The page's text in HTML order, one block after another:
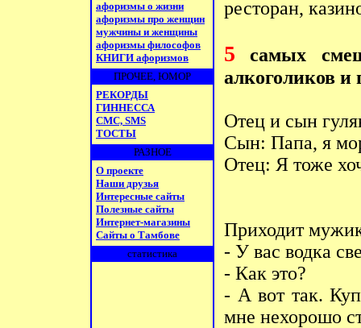
афоризмы о жизни
афоризмы про женщин
мужчины и женщины
афоризмы философов
КНИГИ афоризмов
ПРОЧЕЕ, ЮМОР
РЕКОРДЫ
ГИННЕССА
СМС, SMS
ТОСТЫ
РАЗНОЕ
О проекте
Наши друзья
Интересные сайты
Полезные сайты
Интернет-магазины
Сайты о Тамбове
статистика
ресторан,
5 самых
алкоголиков
Отец и сын
Сын: Папа, я
Отец: Я тоже
Приходит
- У вас водка
- Как это?
- А вот так.
мне нехорошо